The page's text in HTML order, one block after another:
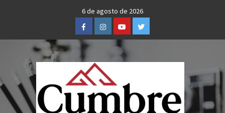
6 de agosto de 2026
FacebookInstagramYoutubeTwitter